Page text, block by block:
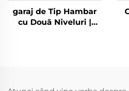
garaj de Tip Hambar
cu Două Niveluri |